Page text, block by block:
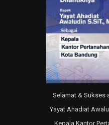
Selamat & Sukses
Yayat Ahadiat
Kepala Kantor